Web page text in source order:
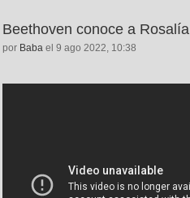
Beethoven conoce a Rosalía
por Baba el 9 ago 2022, 10:38